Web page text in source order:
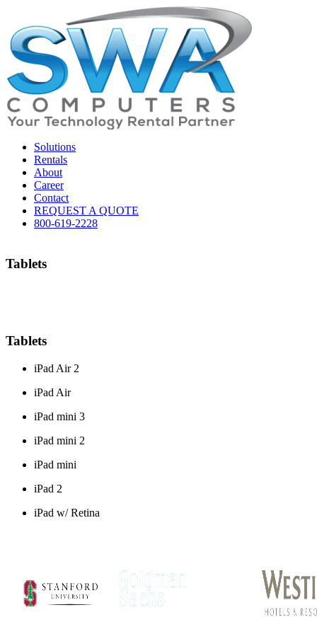
Solutions
Rentals
About
Career
Contact
REQUEST A QUOTE
800-619-2228
Tablets
Tablets
iPad Air 2
iPad Air
iPad mini 3
iPad mini 2
iPad mini
iPad 2
iPad w/ Retina